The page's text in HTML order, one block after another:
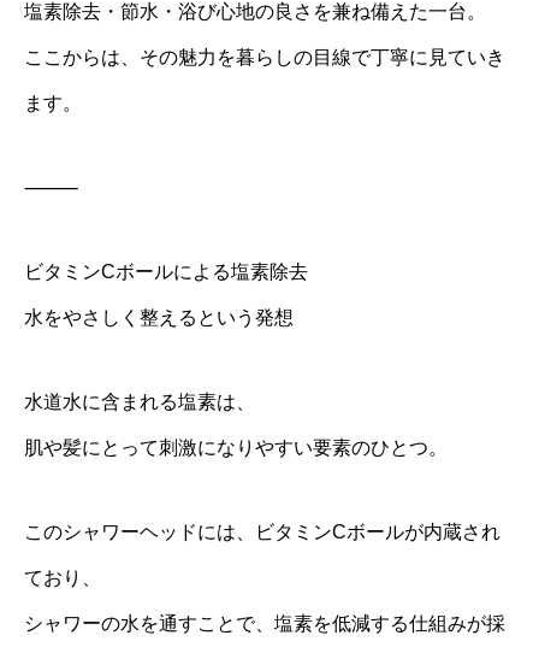
塩素除去・節水・浴び心地の良さを兼ね備えた一台。
ここからは、その魅力を暮らしの目線で丁寧に見ていき
ます。
⸻
ビタミンCボールによる塩素除去
水をやさしく整えるという発想
水道水に含まれる塩素は、
肌や髪にとって刺激になりやすい要素のひとつ。
このシャワーヘッドには、ビタミンCボールが内蔵され
ており、
シャワーの水を通すことで、塩素を低減する仕組みが採